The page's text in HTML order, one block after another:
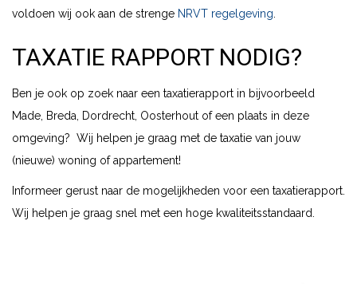
voldoen wij ook aan de strenge NRVT regelgeving
TAXATIE RAPPORT NODIG?
Ben je ook op zoek naar een taxatierapport in bijvoorbeeld
Made, Breda, Dordrecht, Oosterhout of een plaats in deze
omgeving? Wij helpen je graag met de taxatie van jouw
(nieuwe) woning of appartement!
Informeer gerust naar de mogelijkheden voor een taxatierapport.
Wij helpen je graag snel met een hoge kwaliteitsstandaard.